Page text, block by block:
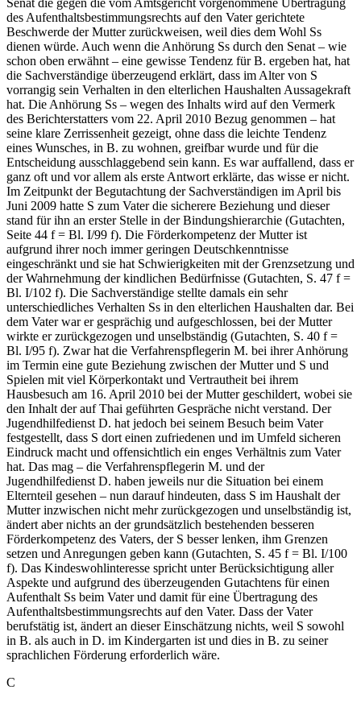
Senat die gegen die vom Amtsgericht vorgenommene Übertragung
des Aufenthaltsbestimmungsrechts auf den Vater gerichtete
Beschwerde der Mutter zurückweisen, weil dies dem Wohl Ss
dienen würde. Auch wenn die Anhörung Ss durch den Senat – wie
schon oben erwähnt – eine gewisse Tendenz für B. ergeben hat, hat
die Sachverständige überzeugend erklärt, dass im Alter von S
vorrangig sein Verhalten in den elterlichen Haushalten Aussagekraft
hat. Die Anhörung Ss – wegen des Inhalts wird auf den Vermerk
des Berichterstatters vom 22. April 2010 Bezug genommen – hat
seine klare Zerrissenheit gezeigt, ohne dass die leichte Tendenz
eines Wunsches, in B. zu wohnen, greifbar wurde und für die
Entscheidung ausschlaggebend sein kann. Es war auffallend, dass er
ganz oft und vor allem als erste Antwort erklärte, das wisse er nicht.
Im Zeitpunkt der Begutachtung der Sachverständigen im April bis
Juni 2009 hatte S zum Vater die sicherere Beziehung und dieser
stand für ihn an erster Stelle in der Bindungshierarchie (Gutachten,
Seite 44 f = Bl. I/99 f). Die Förderkompetenz der Mutter ist
aufgrund ihrer noch immer geringen Deutschkenntnisse
eingeschränkt und sie hat Schwierigkeiten mit der Grenzsetzung und
der Wahrnehmung der kindlichen Bedürfnisse (Gutachten, S. 47 f =
Bl. I/102 f). Die Sachverständige stellte damals ein sehr
unterschiedliches Verhalten Ss in den elterlichen Haushalten dar. Bei
dem Vater war er gesprächig und aufgeschlossen, bei der Mutter
wirkte er zurückgezogen und unselbständig (Gutachten, S. 40 f =
Bl. I/95 f). Zwar hat die Verfahrenspflegerin M. bei ihrer Anhörung
im Termin eine gute Beziehung zwischen der Mutter und S und
Spielen mit viel Körperkontakt und Vertrautheit bei ihrem
Hausbesuch am 16. April 2010 bei der Mutter geschildert, wobei sie
den Inhalt der auf Thai geführten Gespräche nicht verstand. Der
Jugendhilfedienst D. hat jedoch bei seinem Besuch beim Vater
festgestellt, dass S dort einen zufriedenen und im Umfeld sicheren
Eindruck macht und offensichtlich ein enges Verhältnis zum Vater
hat. Das mag – die Verfahrenspflegerin M. und der
Jugendhilfedienst D. haben jeweils nur die Situation bei einem
Elternteil gesehen – nun darauf hindeuten, dass S im Haushalt der
Mutter inzwischen nicht mehr zurückgezogen und unselbständig ist,
ändert aber nichts an der grundsätzlich bestehenden besseren
Förderkompetenz des Vaters, der S besser lenken, ihm Grenzen
setzen und Anregungen geben kann (Gutachten, S. 45 f = Bl. I/100
f). Das Kindeswohlinteresse spricht unter Berücksichtigung aller
Aspekte und aufgrund des überzeugenden Gutachtens für einen
Aufenthalt Ss beim Vater und damit für eine Übertragung des
Aufenthaltsbestimmungsrechts auf den Vater. Dass der Vater
berufstätig ist, ändert an dieser Einschätzung nichts, weil S sowohl
in B. als auch in D. im Kindergarten ist und dies in B. zu seiner
sprachlichen Förderung erforderlich wäre.
C